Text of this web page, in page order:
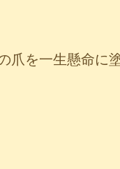
爪を一生懸命に